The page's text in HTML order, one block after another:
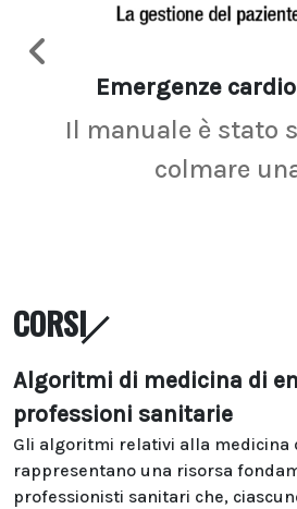
Emergenze
Il manuale è stato
colmare
CORSI
Algoritmi di medicina di
professioni sanitarie
Gli algoritmi relativi alla medicina
rappresentano una risorsa
professionisti sanitari che,